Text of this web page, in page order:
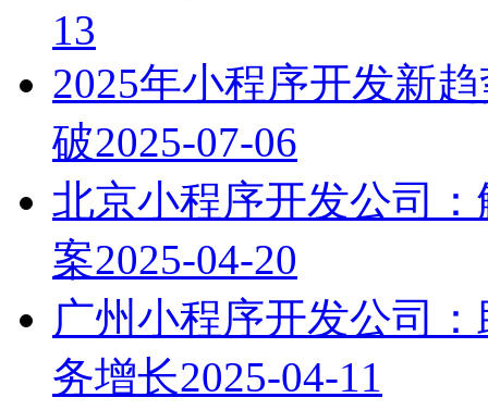
13
2025年小程序开发新
破2025-07-06
北京小程序开发公司
案2025-04-20
广州小程序开发公司
务增长2025-04-11